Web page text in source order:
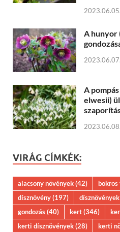
2023.06.05.
A hunyor
2023.06.07.
A
elwesii)
2023.06.08.
VIRÁG CÍMKÉK:
alacsony növények(42) bokros
dísznövény(197) dísznövények
gondozás(40) kert(346)
kerti dísznövények(28) kerti